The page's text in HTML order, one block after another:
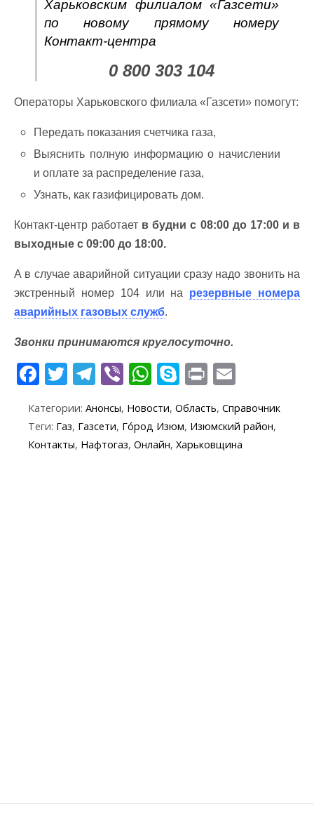
Харьковским филиалом «Газсети»
по новому прямому номеру
Контакт-центра
0 800 303 104
Операторы Харьковского филиала «Газсети» помогут:
Передать показания счетчика газа,
Выяснить полную информацию о начислении
и оплате за распределение газа,
Узнать, как газифицировать дом.
Контакт-центр работает в будни с 08:00 до 17:00 и в
выходные с 09:00 до 18:00.
А в случае аварийной ситуации сразу надо звонить на
экстренный номер 104 или на резервные номера
аварийных газовых служб.
Звонки принимаются круглосуточно.
F
e
b
T
itt
er
T
e
gr
Vi
er
W
at
s
S
k
y
p
Pr
t ai
l
Категории: Анонсы, Новости, Область, Справочник
Теги: Газ, Газсети, Го́род Изюм, Изюмский район,
Контакты, Нафтогаз, Онлайн, Харьковщина